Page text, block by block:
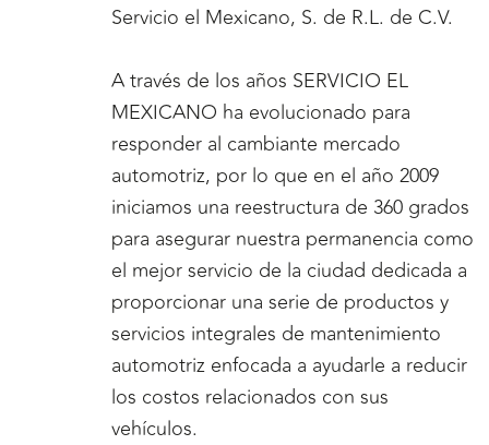
Servicio el Mexicano, S. de R.L. de C.V.
A través de los años SERVICIO EL
MEXICANO ha evolucionado para
responder al cambiante mercado
automotriz, por lo que en el año 2009
iniciamos una reestructura de 360 grados
para asegurar nuestra permanencia como
el mejor servicio de la ciudad dedicada a
proporcionar una serie de productos y
servicios integrales de mantenimiento
automotriz enfocada a ayudarle a reducir
los costos relacionados con sus
vehículos.